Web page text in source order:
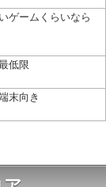
ゲームくらいなら
低限
末向き